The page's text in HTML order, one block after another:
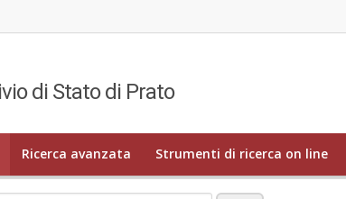
di Stato di Prato
Ricerca avanzata Strumenti di ricerca on line